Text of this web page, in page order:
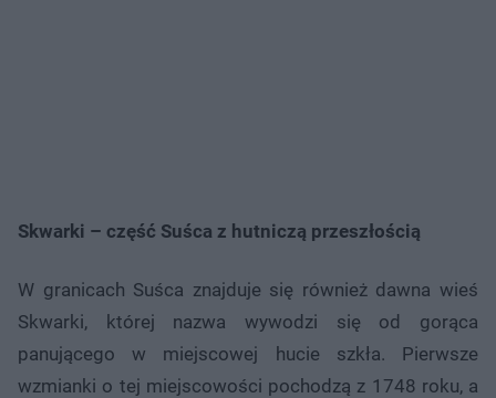
Skwarki – część Suśca z hutniczą przeszłością
W granicach Suśca znajduje się również dawna wieś
Skwarki, której nazwa wywodzi się od gorąca
panującego w miejscowej hucie szkła. Pierwsze
wzmianki o tej miejscowości pochodzą z 1748 roku, a